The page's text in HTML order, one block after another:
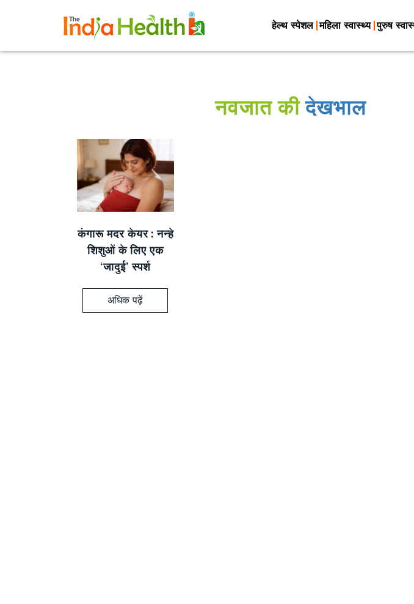
हेल्थ स्पेशल महिला स्वास्थ्य पुरुष
नवजात कीदेखभाल
कंगारू मदर केयर: नन्हे
शिशुओं के लिए एक
‘जादुई’ स्पर्श
अधिक पढ़ें